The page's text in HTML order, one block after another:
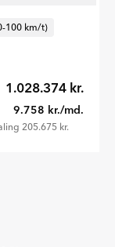
100 km/t)
1.028.374 kr.
9.758 kr./md.
205.675 kr.